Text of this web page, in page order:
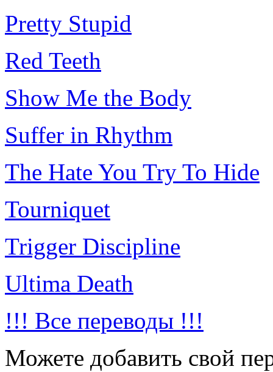
Pretty Stupid
Red Teeth
Show Me the Body
Suffer in Rhythm
The Hate You Try To Hide
Tourniquet
Trigger Discipline
Ultima Death
!!! Все переводы !!!
Можете добавить свой